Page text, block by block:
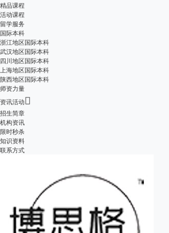
精品课程
活动课程
留学服务
国际本科
浙江地区国际本科
武汉地区国际本科
四川地区国际本科
上海地区国际本科
陕西地区国际本科
师资力量
资讯活动
招生简章
机构资讯
限时秒杀
知识资料
联系方式